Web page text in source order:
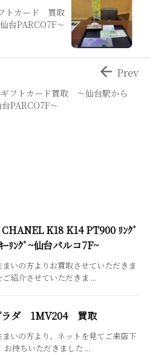
トカード 買取
台PARCO7F～
フトカード買取 ～仙台駅から
PARCO7F～
 Prev
K18 K14 PT900 ﾘﾝｸﾞ
ｰﾘﾝｸﾞ~仙台パルコ7F~
いの方よりお買取させていただきま
ご紹介させていただきま ...
ラダ 1MV204 買取
いの方より、ネットを見てご来店下
お持ちいただきました ...